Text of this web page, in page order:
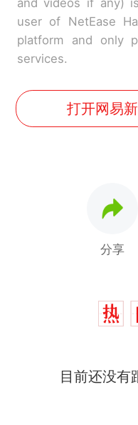
user of NetEase
platform and only
services.
打开网易
分享
目前还没有
热
家，